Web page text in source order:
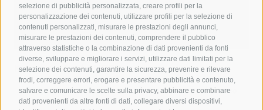
selezione di pubblicità personalizzata, creare profili per la
personalizzazione dei contenuti, utilizzare profili per la selezione di
contenuti personalizzati, misurare le prestazioni degli annunci,
misurare le prestazioni dei contenuti, comprendere il pubblico
attraverso statistiche o la combinazione di dati provenienti da fonti
diverse, sviluppare e migliorare i servizi, utilizzare dati limitati per la
selezione dei contenuti, garantire la sicurezza, prevenire e rilevare
frodi, correggere errori, erogare e presentare pubblicità e contenuto,
salvare e comunicare le scelte sulla privacy, abbinare e combinare
dati provenienti da altre fonti di dati, collegare diversi dispositivi,
Kronplatz Hotel ANDER
Soggiornare in posizione tranquilla vicino al centro di Brunico
Stile contemporaneo con attenzione alla tradizione